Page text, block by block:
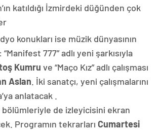
katıldığı İzmirdeki düğünden çok
konukları ise müzik dünyasının
777” adlı yeni şarkısıyla
Kumru ve “Maço Kız” adlı çalışması
Aslan . İki sanatçı, yeni çalışmalarını
anlatacak .
bölümleriyle de izleyicisini ekran
Programın tekrarları Cumartesi